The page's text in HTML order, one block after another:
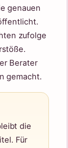
genauen
zufolge
Berater
gemacht.
die
Für